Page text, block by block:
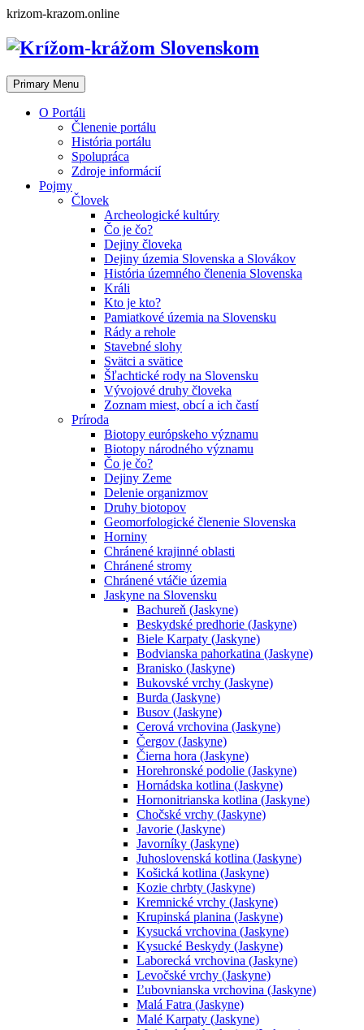
Skip
content
krizom-krazom.online
Primary Menu
O Portáli
Členenie portálu
História portálu
Spolupráca
Zdroje informácií
Pojmy
Človek
Archeologické kultúry
Čo je čo?
Dejiny človeka
Dejiny územia Slovenska a Slovákov
História územného členenia Slovenska
Králi
Kto je kto?
Pamiatkové územia na Slovensku
Rády a rehole
Stavebné slohy
Svätci a svätice
Šľachtické rody na Slovensku
Vývojové druhy človeka
Zoznam miest, obcí a ich častí
Príroda
Biotopy európskeho významu
Biotopy národného významu
Čo je čo?
Dejiny Zeme
Delenie organizmov
Druhy biotopov
Geomorfologické členenie Slovenska
Horniny
Chránené krajinné oblasti
Chránené stromy
Chránené vtáčie územia
Jaskyne na Slovensku
Bachureň (Jaskyne)
Beskydské predhorie (Jaskyne)
Biele Karpaty (Jaskyne)
Bodvianska pahorkatina (Jaskyne)
Branisko (Jaskyne)
Bukovské vrchy (Jaskyne)
Burda (Jaskyne)
Busov (Jaskyne)
Cerová vrchovina (Jaskyne)
Čergov (Jaskyne)
Čierna hora (Jaskyne)
Horehronské podolie (Jaskyne)
Hornádska kotlina (Jaskyne)
Hornonitrianska kotlina (Jaskyne)
Chočské vrchy (Jaskyne)
Javorie (Jaskyne)
Javorníky (Jaskyne)
Juhoslovenská kotlina (Jaskyne)
Košická kotlina (Jaskyne)
Kozie chrbty (Jaskyne)
Kremnické vrchy (Jaskyne)
Krupinská planina (Jaskyne)
Kysucká vrchovina (Jaskyne)
Kysucké Beskydy (Jaskyne)
Laborecká vrchovina (Jaskyne)
Levočské vrchy (Jaskyne)
Ľubovnianska vrchovina (Jaskyne)
Malá Fatra (Jaskyne)
Malé Karpaty (Jaskyne)